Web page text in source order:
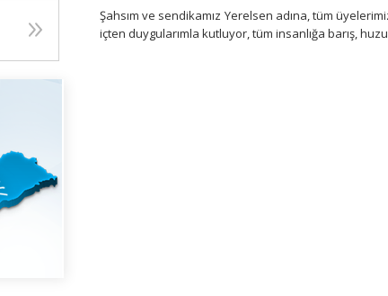
Şahsım ve sendikamız Yerelsen adına, tüm
içten duygularımla kutluyor, tüm insanlığa barış,